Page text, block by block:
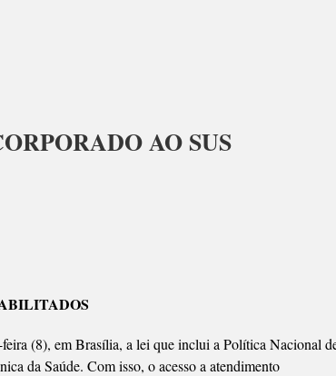
AO SUS
(8), em Brasília, a lei que inclui a Política Nacional
da Saúde. Com isso, o acesso a atendimento